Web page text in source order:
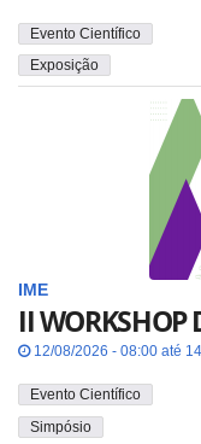
Evento Científico
Exposição
IME
II WORKSHOP
12/08/2026 - 08:00 até
Evento Científico
Simpósio